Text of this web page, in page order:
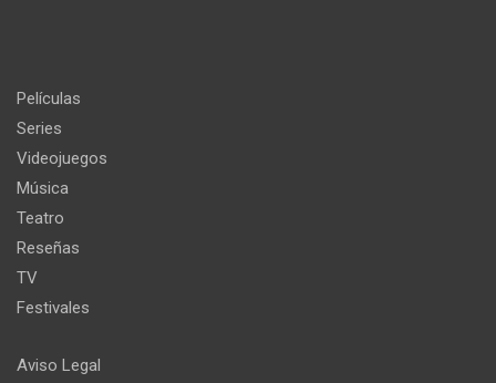
Películas
Series
Videojuegos
Música
Teatro
Reseñas
TV
Festivales
Aviso Legal